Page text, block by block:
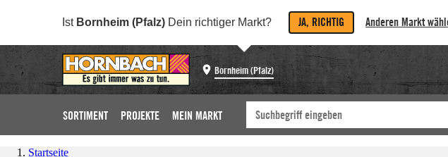
Ist Bornheim (Pfalz) Dein richtiger Markt? JA, RICHTIG Anderen Markt
Bornheim (Pfalz)
SORTIMENT PROJEKTE MEIN MARKT
Startseite